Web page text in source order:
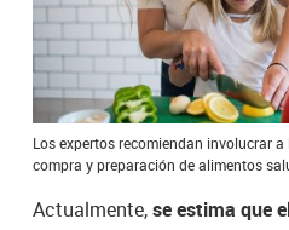
Los expertos recomiendan involucrar
compra y preparación de alimentos
Actualmente,se estima que